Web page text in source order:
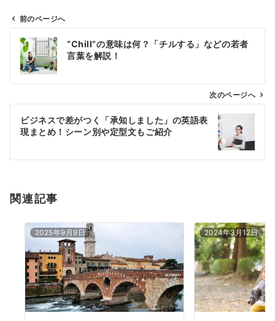
ン
前のページへ
“Chill”の意味は何？「チルする」などの若者
言葉を解説！
次のページへ
ビジネスで差がつく「承知しました」の英語表
現まとめ！シーン別や定型文もご紹介
関連記事
2025年9月9日 2024年3月12日